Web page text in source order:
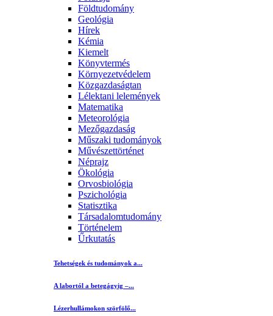
Földtudomány
Geológia
Hírek
Kémia
Kiemelt
Könyvtermés
Környezetvédelem
Közgazdaságtan
Lélektani lelemények
Matematika
Meteorológia
Mezőgazdaság
Műszaki tudományok
Művészettörténet
Néprajz
Ökológia
Orvosbiológia
Pszichológia
Statisztika
Társadalomtudomány
Történelem
Űrkutatás
Tehetségek és tudományok a...
A labortól a betegágyig –...
Lézerhullámokon szörfölő...